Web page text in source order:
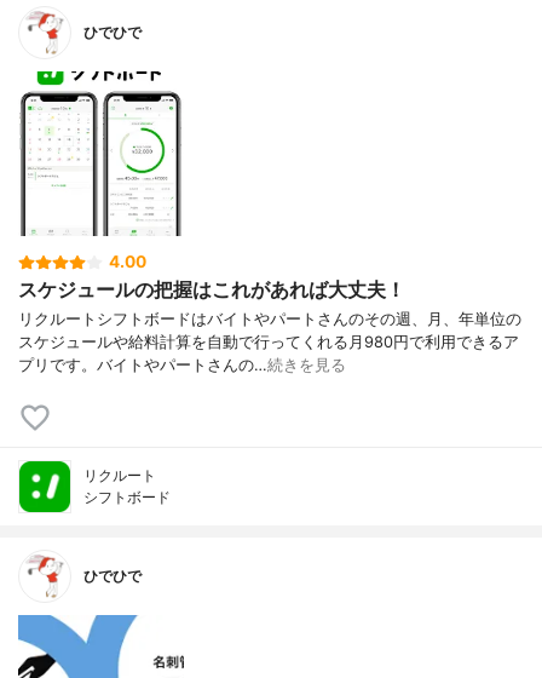
ひでひで
4.00
スケジュールの把握はこれがあれば大丈夫！
リクルートシフトボードはバイトやパートさんのその週、月、年単位の
スケジュールや給料計算を自動で行ってくれる月980円で利用できるア
プリです。バイトやパートさんの…続きを見る
リクルート
シフトボード
ひでひで